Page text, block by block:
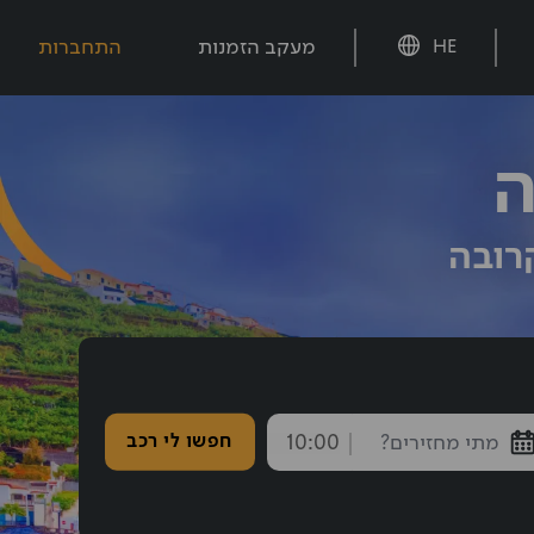
HE מעקב הזמנות התחברות
endTime
נבחרה: 10:00
חפשו לי רכב